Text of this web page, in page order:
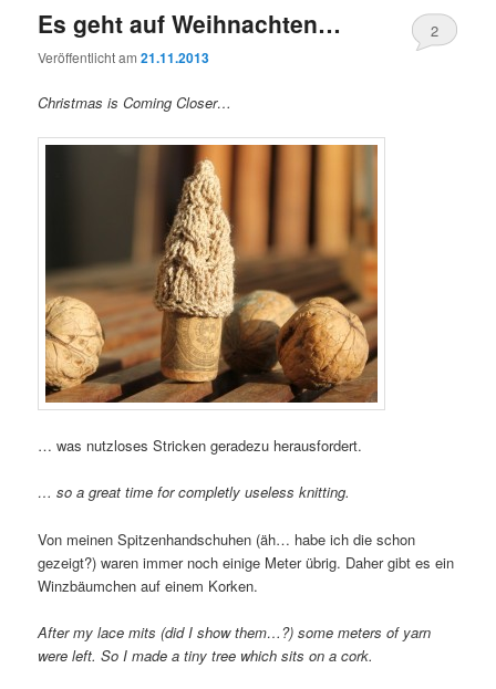
Es geht auf Weihnachten…
Veröffentlicht am21.11.2013
2
Christmas is Coming Closer…
… was nutzloses Stricken geradezu herausfordert.
… so a great time for completly useless knitting.
Von meinen Spitzenhandschuhen (äh… habe ich die schon
gezeigt?) waren immer noch einige Meter übrig. Daher gibt es ein
Winzbäumchen auf einem Korken.
After my lace mits (did I show them…?) some meters of yarn
were left. So I made a tiny tree which sits on a cork.